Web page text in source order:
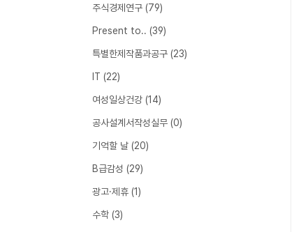
주식경제연구 (79)
Present to.. (39)
특별한제작품과공구 (23)
IT (22)
여성일상건강 (14)
공사설계서작성실무 (0)
기억할 날 (20)
B급감성 (29)
광고·제휴 (1)
수학 (3)